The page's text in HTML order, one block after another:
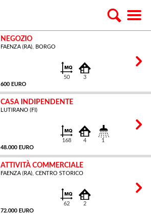
NEGOZIO
FAENZA (RA), BORGO
600 EURO
50 3
CASA INDIPENDENTE
LUTIRANO (FI)
48.000 EURO
168 4 1
ATTIVITÀ COMMERCIALE
FAENZA (RA), CENTRO STORICO
72.000 EURO
62 2